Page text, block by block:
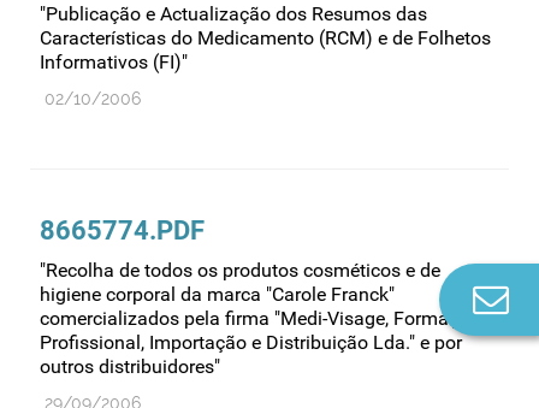
"Publicação e Actualização dos Resumos das
Características do Medicamento (RCM) e de Folhetos
Informativos (FI)"
02/10/2006
8665774.PDF
"Recolha de todos os produtos cosméticos e de
higiene corporal da marca "Carole Franck"
comercializados pela firma "Medi-Visage, Formação
Profissional, Importação e Distribuição Lda." e por
outros distribuidores"
29/09/2006